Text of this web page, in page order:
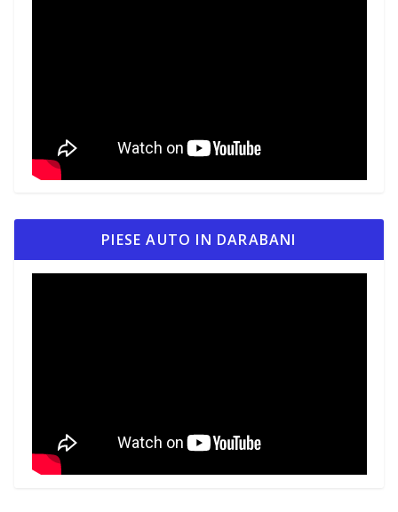
PIESE AUTO IN DARABANI